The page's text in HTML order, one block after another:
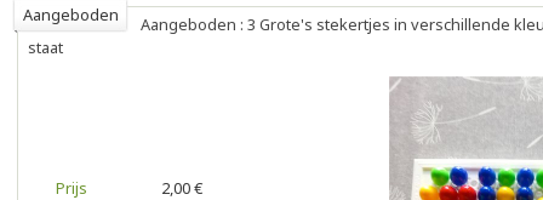
Aangeboden
Aangeboden : 3 Grote's stekertjes in verschillende
staat
Prijs
2,00 €